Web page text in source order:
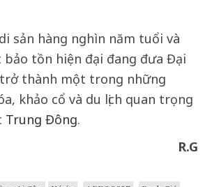
sản hàng nghìn năm tuổi và
tồn hiện đại đang đưa Đại
trở thành một trong những
khảo cổ và du lịch quan trọng
Trung Đông.
R.G